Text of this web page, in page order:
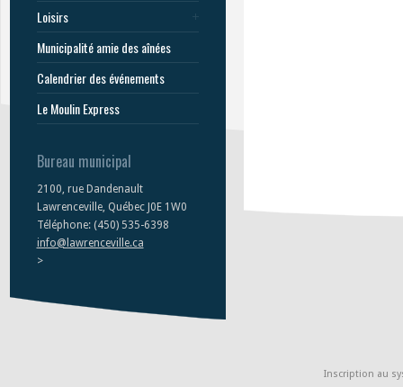
Loisirs
Municipalité amie des aînées
Calendrier des événements
Le Moulin Express
Bureau municipal
2100, rue Dandenault
Lawrenceville, Québec J0E 1W0
Téléphone: (450) 535-6398
info@lawrenceville.ca
>
Inscription au